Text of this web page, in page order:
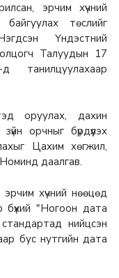
эрчим хүчний
төслийг
Үндэстний
Талуудын 17
оруулах, дахин
орчныг бүрдүүлэх
Цахим хөгжил,
даалгав.
хүчний нөөцөд
бүхий "Ногоон дата
нийцсэн
бус нутгийн дата